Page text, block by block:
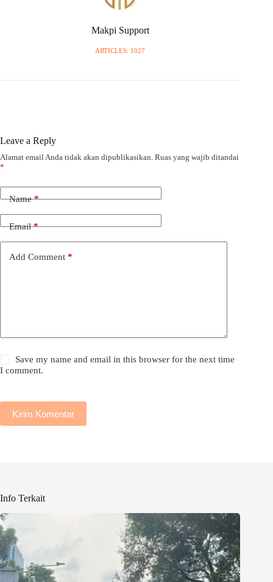
Makpi Support
ARTICLES: 1027
Leave a Reply
Alamat email Anda tidak akan dipublikasikan. Ruas yang wajib ditandai
*
Name*
Email*
Add Comment *
Save my name and email in this browser for the next time
I comment.
Kirim Komentar
Info Terkait